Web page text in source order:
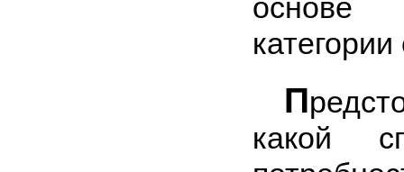
П
какой